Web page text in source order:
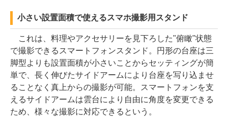
小さい設置面積で使えるスマホ撮影用スタンド
これは、料理やアクセサリーを見下ろした"俯瞰"状態
で撮影できるスマートフォンスタンド。円形の台座は三
脚型よりも設置面積が小さいことからセッティングが簡
単で、長く伸びたサイドアームにより台座を写り込ませ
ることなく真上からの撮影が可能。スマートフォンを支
えるサイドアームは雲台により自由に角度を変更できる
ため、様々な撮影に対応できるという。